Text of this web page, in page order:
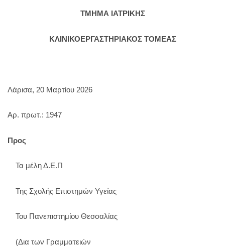
ΤΜΗΜΑ ΙΑΤΡΙΚΗΣ
ΚΛΙΝΙΚΟΕΡΓΑΣΤΗΡΙΑΚΟΣ ΤΟΜΕΑΣ
Λάρισα, 20 Μαρτίου 2026
Αρ. πρωτ.: 1947
Προς
Τα μέλη Δ.Ε.Π
Της Σχολής Επιστημών Υγείας
Του Πανεπιστημίου Θεσσαλίας
(Δια των Γραμματειών